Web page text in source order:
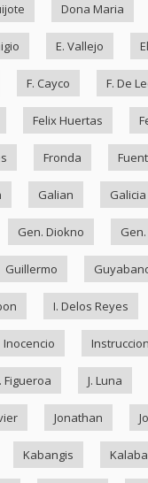
Dona Maria
E. Vallejo
F. Cayco F. De
Felix Huertas
Fronda
Galian Galicia
Gen. Diokno Gen.
Guillermo
I. Delos Reyes
Inocencio Instruccion
Figueroa J. Luna
Jonathan
Kabangis